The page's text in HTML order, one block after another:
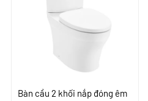
Bàn cầu 2 khối nắp đóng êm